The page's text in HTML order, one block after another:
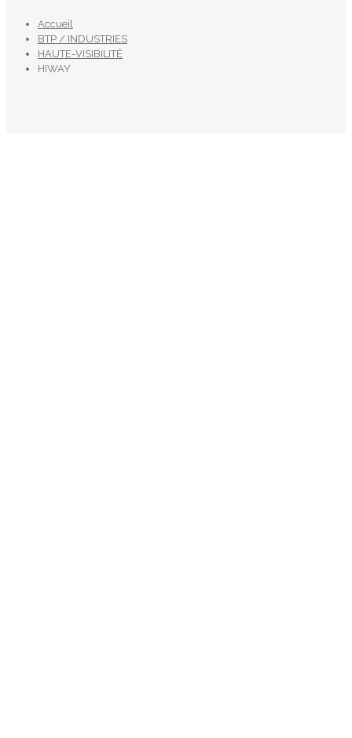
Accueil
BTP / INDUSTRIES
HAUTE-VISIBILITÉ
HIWAY